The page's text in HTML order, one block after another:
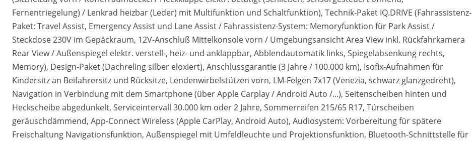
Fernentriegelung) / Lenkrad heizbar (Leder) mit Multifunktion und Schaltfunktion), Technik-Paket IQ.DRIVE (Fahrassistenz-
Paket: Travel Assist, Emergency Assist und Lane Assist / Fahrassistenz-System: Memoryfunktion für Park Assist /
Steckdose 230V im Gepäckraum, 12V-Anschluß Mittelkonsole vorn / Umgebungsansicht Area View inkl. Rückfahrkamera
Rear View / Außenspiegel elektr. verstell-, heiz- und anklappbar, Abblendautomatik links, Spiegelabsenkung rechts,
Memory), Design-Paket (Dachreling silber eloxiert), Anschlussgarantie (3 Jahre / 100.000 km), Isofix-Aufnahmen für
Kindersitz an Beifahrersitz und Rücksitze, Lendenwirbelstützen vorn, LM-Felgen 7x17 (Venezia, schwarz glanzgedreht),
Navigation in Verbindung mit dem Smartphone (über Apple Carplay / Android Auto /...), Seitenscheiben hinten und
Heckscheibe abgedunkelt, Serviceintervall 30.000 km oder 2 Jahre, Sommerreifen 215/65 R17, Türscheiben
geräuschdämmend, App-Connect Wireless (Apple CarPlay, Android Auto), Audiosystem: Vorbereitung für spätere
Freischaltung Navigationsfunktion, Außenspiegel mit Umfeldleuchte und Projektionsfunktion, Bluetooth-Schnittstelle für